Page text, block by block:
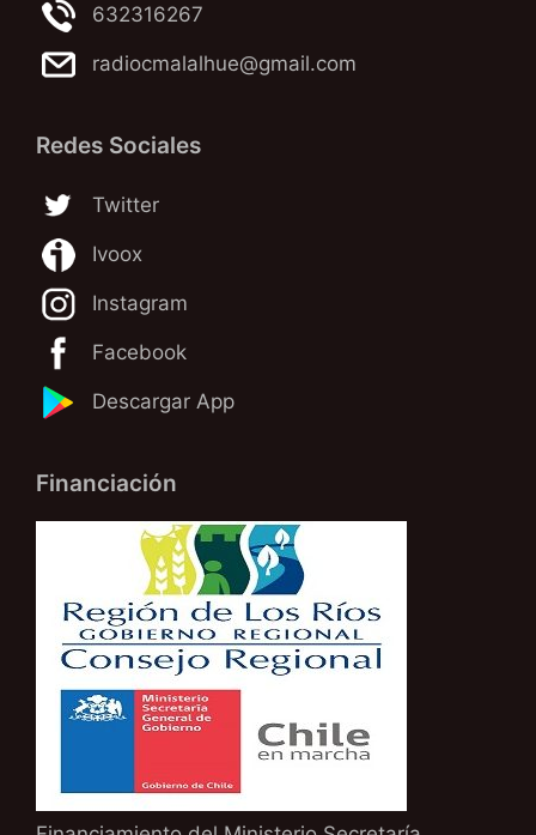
632316267
radiocmalalhue@gmail.com
Redes Sociales
Twitter
Ivoox
Instagram
Facebook
Descargar App
Financiación